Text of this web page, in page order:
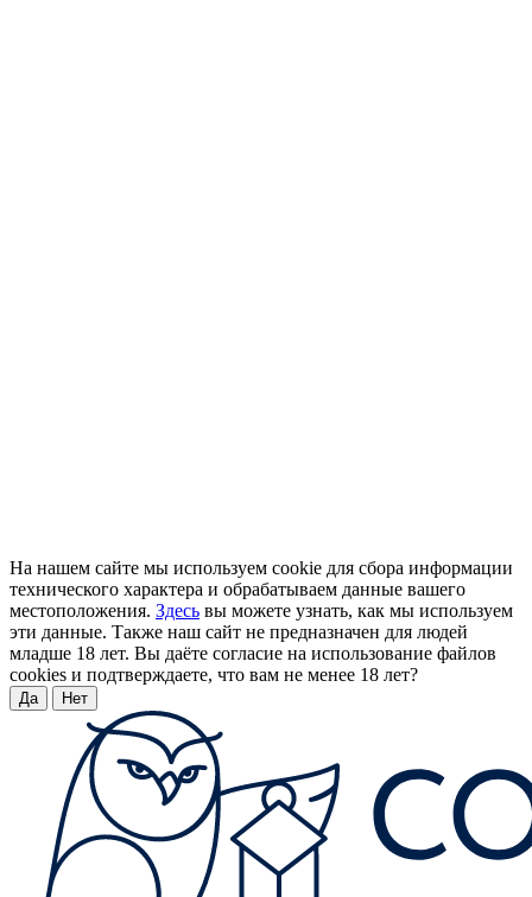
На нашем сайте мы используем cookie для сбора информации
технического характера и обрабатываем данные вашего
местоположения. Здесь вы можете узнать, как мы используем
эти данные. Также наш сайт не предназначен для людей
младше 18 лет. Вы даёте согласие на использование файлов
cookies и подтверждаете, что вам не менее 18 лет?
Да Нет